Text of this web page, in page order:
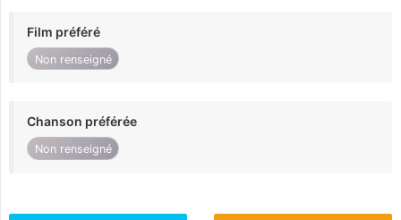
Film préféré
Non renseigné
Chanson préférée
Non renseigné